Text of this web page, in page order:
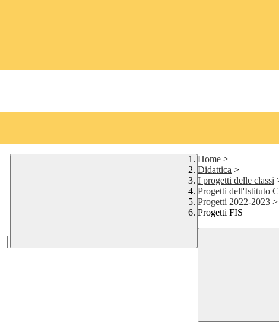
Home >
Didattica >
I progetti delle classi
Progetti dell'Istituto
Progetti 2022-2023 >
Progetti FIS